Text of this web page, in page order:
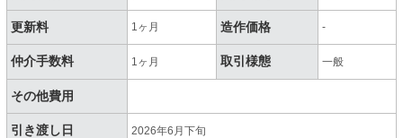
更新料 1ヶ月 造作価格 -
仲介手数料 1ヶ月 取引様態 一般
その他費用
引き渡し日 2026年6月下旬